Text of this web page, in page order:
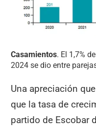
Casamientos. El 1,7%
2024 se dio entre
Una apreciación
que la tasa de
partido de Escobar